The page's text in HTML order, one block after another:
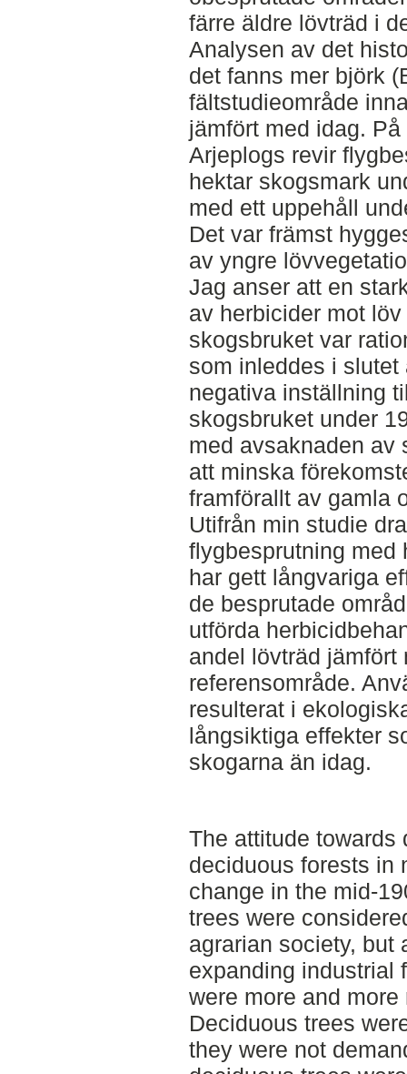
färre äldre lövträd i
Analysen av det
det fanns mer björk
fältstudieområde
jämfört med idag.
Arjeplogs revir
hektar skogsmark
med ett uppehåll
Det var främst
av yngre
Jag anser att en
av herbicider mot
skogsbruket var
som inleddes i
negativa inställning
skogsbruket under
med avsaknaden av
att minska
framförallt av gamla
Utifrån min studie
flygbesprutning med
har gett långvariga
de besprutade
utförda
andel lövträd jämfört
referensområde.
resulterat i
långsiktiga effekter
skogarna än idag.
The attitude towards
deciduous forests in
change in the mid-
trees were
agrarian society, but
expanding industrial
were more and
Deciduous trees
they were not